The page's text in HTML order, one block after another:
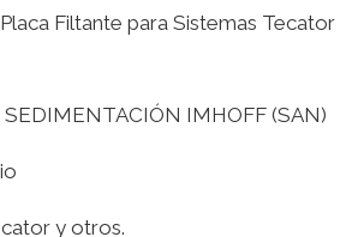
Filtante para Sistemas Tecator
IMHOFF (SAN)
y otros.